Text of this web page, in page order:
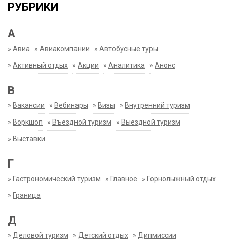
РУБРИКИ
А
» Авиа » Авиакомпании » Автобусные туры
» Активный отдых » Акции » Аналитика » Анонс
В
» Вакансии » Вебинары » Визы » Внутренний туризм
» Воркшоп » Въездной туризм » Выездной туризм
» Выставки
Г
» Гастрономический туризм » Главное » Горнолыжный отдых
» Граница
Д
» Деловой туризм » Детский отдых » Дипмиссии